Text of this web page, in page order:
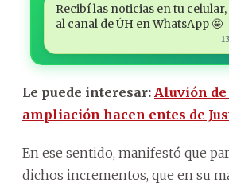
Recibí las noticias en tu
al canal de ÚH en WhatsApp 🤩
Le puede interesar: Aluvión de
ampliación hacen entes de
En ese sentido, manifestó que
dichos incrementos, que en su